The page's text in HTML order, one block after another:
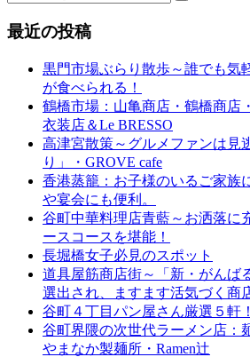
最近の投稿
黒門市場ぶらり散歩～誰でも気
が食べられる！
鶴橋市場：山亀商店・鶴橋商店
衣装店＆Le BRESSO
高津宮散策～グルメファンは見
り」・GROVE cafe
香港蒸籠：お子様のいるご家族
や宴会にも便利。
谷町中華料理店青藍～お洒落に
ースコースを堪能！
長堀橋女子必見のスポット
道具屋筋商店街～「新・がんば
選出され、ますます活気づく商
谷町４丁目パン屋さん厳選５軒！
谷町界隈の次世代ラーメン店：
やまなか製麺所・Ramen辻